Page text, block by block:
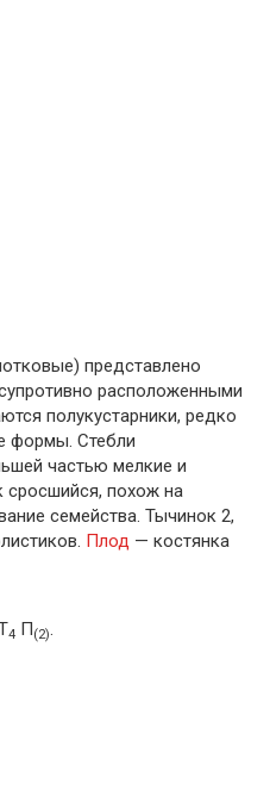
представлено
расположенными
полукустарники, редко
формы. Стебли
частью мелкие и
сросшийся, похож на
семейства. Тычи­нок 2,
Плод — костянка
4 П(2).